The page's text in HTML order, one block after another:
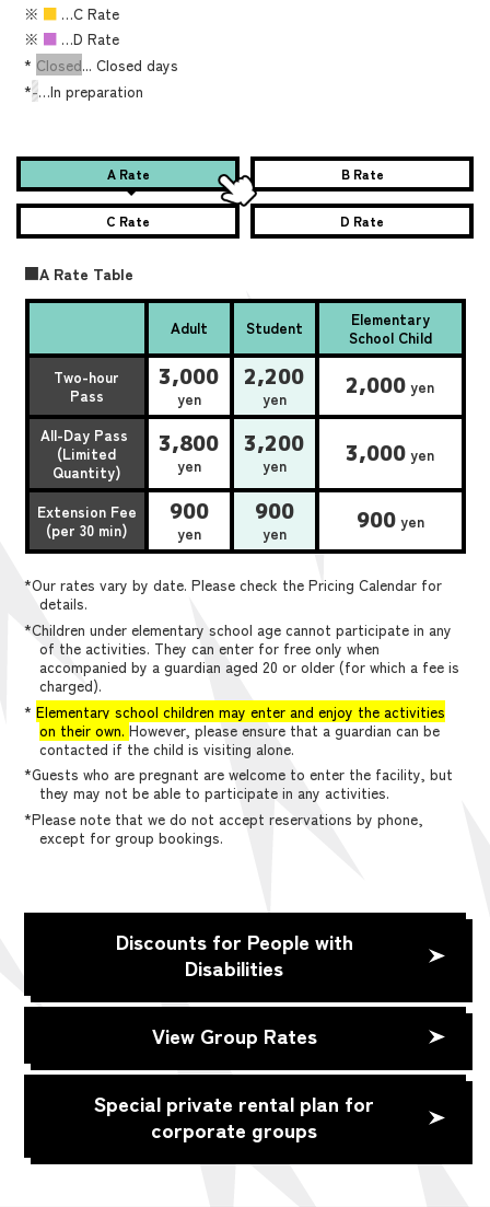
※ ■ …C Rate
※ ■ …D Rate
* Closed... Closed days
*-…In preparation
A Rate B Rate
C Rate D Rate
■A Rate Table
Adult Student
Elementary
School Child
Two-hour
Pass
3,000
yen
2,200
yen 2,000 yen
All-Day Pass
(Limited
Quantity)
3,800
yen
3,200
yen 3,000 yen
Extension Fee
(per 30 min)
900
yen
900
yen 900yen
*Our rates vary by date. Please check the Pricing Calendar for
details.
*Children under elementary school age cannot participate in any
of the activities. They can enter for free only when
accompanied by a guardian aged 20 or older (for which a fee is
charged).
*Elementary school children may enter and enjoy the activities
on their own. However, please ensure that a guardian can be
contacted if the child is visiting alone.
*Guests who are pregnant are welcome to enter the facility, but
they may not be able to participate in any activities.
*Please note that we do not accept reservations by phone,
except for group bookings.
Discounts for People with
Disabilities
View Group Rates
Special private rental plan for
corporate groups